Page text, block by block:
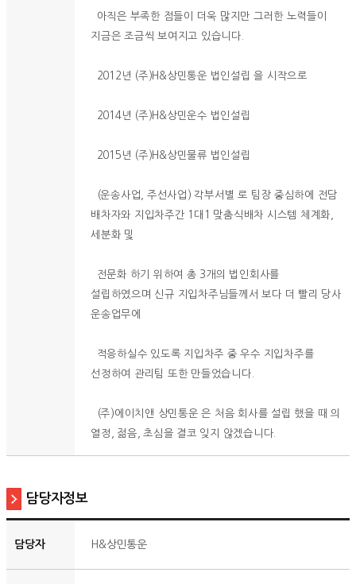
아직은 부족한 점들이 더욱 많지만 그러한 노력들이
지금은 조금씩 보여지고 있습니다.
2012년 (주)H&상민통운 법인설립 을 시작으로
2014년 (주)H&상민운수 법인설립
2015년 (주)H&상민물류 법인설립
(운송사업, 주선사업) 각부서별 로 팀장 중심하에 전담
배차자와 지입차주간 1대1 맞춤식배차 시스템 체계화,
세분화 및
전문화 하기 위하여 총 3개의 법인회사를
설립하였으며 신규 지입차주님들께서 보다 더 빨리 당사
운송업무에
적응하실수 있도록 지입차주 중 우수 지입차주를
선정하여 관리팀 또한 만들었습니다.
(주)에이치앤 상민통운 은 처음 회사를 설립 했을 때 의
열정, 젊음, 초심을 결코 잊지 않겠습니다.
담당자정보
담당자 H&상민통운